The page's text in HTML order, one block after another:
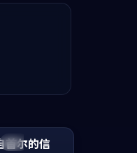
热播
首尔的信